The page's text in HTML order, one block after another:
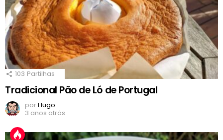
103 Partilhas
Tradicional Pão de Ló de Portugal
porHugo
3 anos atrás